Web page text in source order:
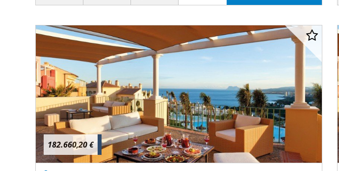
182.660,20 €